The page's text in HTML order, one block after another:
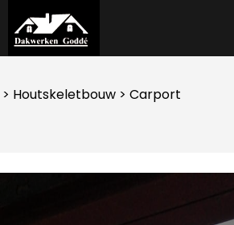
> Houtskeletbouw > Carport